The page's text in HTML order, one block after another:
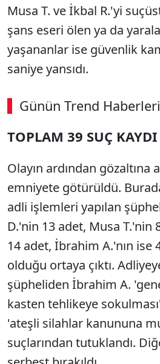
Musa T. ve İkbal R.'yi
şans eseri ölen ya da
yaşananlar ise güvenlik
saniye yansıdı.
Günün Trend Haberleri
00:02 / 08:06
TOPLAM 39 SUÇ KAYDI
Olayın ardından gözaltına
emniyete götürüldü.
adli işlemleri yapılan
D.'nin 13 adet, Musa T.'nin
14 adet, İbrahim A.'nın ise
olduğu ortaya çıktı.
şüpheliden İbrahim A.
kasten tehlikeye
'ateşli silahlar kanununa
suçlarından tutuklandı.